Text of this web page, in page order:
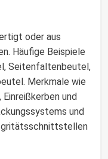
oder aus
Häufige Beispiele
Seitenfaltenbeutel,
Merkmale wie
und
und